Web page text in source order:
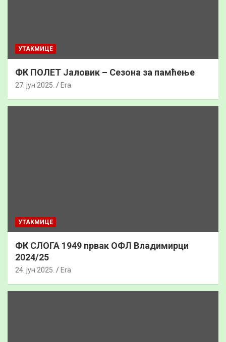
УТАКМИЦЕ
ФК ПОЛЕТ Јаловик – Сезона за памћење
27. јун 2025. Era
УТАКМИЦЕ
ФК СЛОГА 1949 првак ОФЛ Владимирци
2024/25
24. јун 2025. Era